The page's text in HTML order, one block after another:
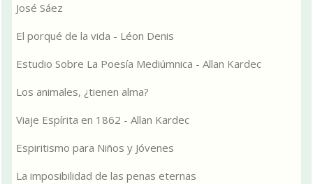
José Sáez
El porqué de la vida - Léon Denis
Estudio Sobre La Poesía Mediúmnica - Allan Kardec
Los animales, ¿tienen alma?
Viaje Espírita en 1862 - Allan Kardec
Espiritismo para Niños y Jóvenes
La imposibilidad de las penas eternas